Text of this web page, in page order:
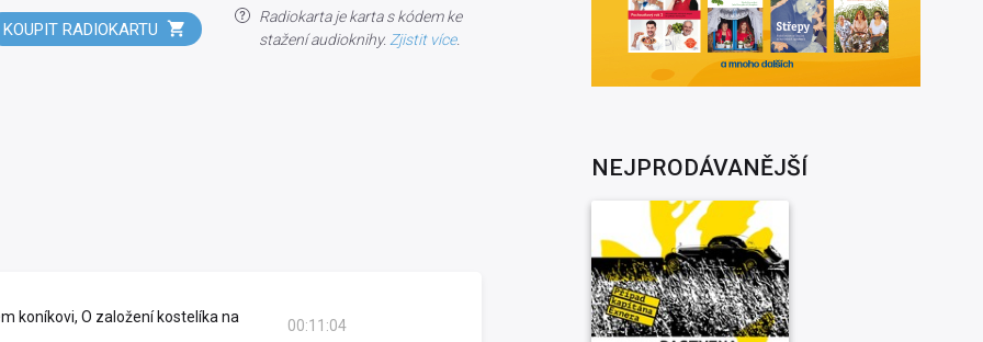
KOUPIT RADIOKARTU
Radiokarta je karta s kódem ke
stažení audioknihy. Zjistit více.
koníkovi, O založení kostelíka na
00:11:04
NEJPRODÁVANĚJŠÍ